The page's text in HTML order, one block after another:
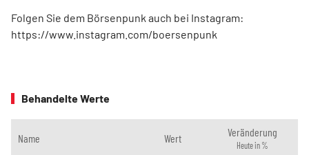
Folgen Sie dem Börsenpunk auch bei Instagram:
https://www.instagram.com/boersenpunk
Behandelte Werte
Name Wert Veränderung
Heute in %